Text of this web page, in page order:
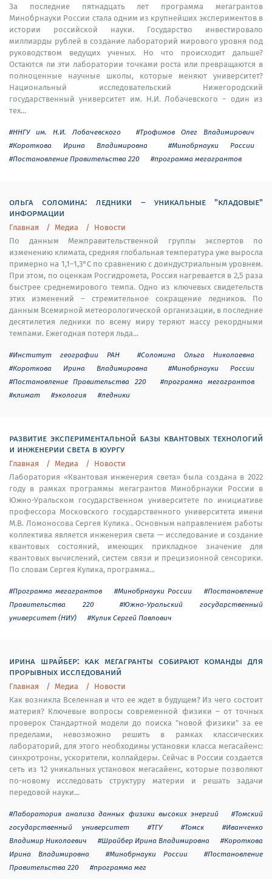
За последние пятнадцать лет программа мегагрантов
Минобрнауки России стала одним из крупнейших экспериментов в
истории российской науки. Государство инвестировало
миллиарды рублей в создание лабораторий мирового уровня под
руководством ведущих ученых. Но что происходит дальше?
Остаются ли эти лаборатории точками роста или превращаются в
полноценные научные школы, которые меняют университет?
Национальный исследовательский Нижегородский
государственный университет им. Н.И. Лобачевского – один из
тех...
#ННГУ им. Н.И. Лобачевского
#Трофимов Олег Владимирович
#Короткова Ирина Владимировна
#Минобрнауки России
#Постановление Правительства 220
#программа мегагрантов
ольга соломина: ледники – уникальные "кладовые"
информации
Главная Медиа
Новости
По данным Межправительственной группы экспертов по
изменению климата, средняя глобальная температура уже выросла
примерно на 1,1–1,3°C по сравнению с доиндустриальным уровнем.
При этом, по оценкам Росгидромета, Россия нагревается в 2,5 раза
быстрее среднемирового темпа. Одно из ключевых свидетельств
этих изменений – стремительное сокращение ледников. По
данным Всемирной метеорологической организации, в последние
десятилетия ледники по всему миру теряют массу рекордными
темпами. Ежегодная потеря льда...
#Институт географии РАН
#Соломина Ольга Николаевна
#Короткова Ирина Владимировна
#Минобрнауки России
#Постановление Правительства 220
#программа мегагрантов
#климат
#экология #ледники
развитие экспериментальной базы квантовых технологий
и инженерии света в юургу
Главная Медиа
Новости
Лаборатория «Квантовая инженерия света» была создана в 2022
году в рамках программы мегагрантов Минобрнауки России в
Южно-Уральском государственном университете по инициативе
профессора Московского государственного университета имени
М.В. Ломоносова Сергея Кулика . Основным направлением работы
коллектива является инженерия света — исследование и создание
квантовых состояний, имеющих прикладное значение для
квантовых вычислений, систем связи и прецизионной сенсорики.
По словам Сергея Кулика, программа...
#Программа мегагрантов #Минобрнауки России
#Постановление
Правительства 220
#Южно-Уральский государственный
университет (НИУ)
#Кулик Сергей Павлович
ирина шрайбер: как мегагранты собирают команды для
прорывных исследований
Главная Медиа
Новости
Как возникла Вселенная и что ее ждет в будущем? Из чего состоит
материя? Ключевые вопросы современной физики – от точных
проверок Стандартной модели до поиска "новой физики" за ее
пределами, невозможно решить в рамках классических
лабораторий, для этого необходимы установки класса мегасайенс:
синхротроны, ускорители, коллайдеры. Сейчас в России создается
сеть из 12 уникальных установок мегасайенс, которые позволяют
по-новому исследовать структуру материи и решать задачи
передовой науки...
#Лаборатория анализа данных физики высоких энергий
#Томский
государственный университет
#ТГУ #Томск
#Иванченко
Владимир Николаевич
#Шрайбер Ирина Владимировна
#Короткова
Ирина Владимировна
#Минобрнауки России
#Постановление
Правительства 220
#программа мег